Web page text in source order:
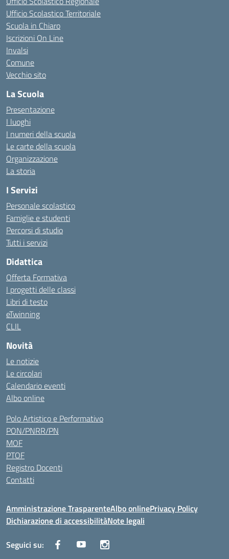
Ufficio Scolastico Territoriale
Scuola in Chiaro
Iscrizioni On Line
Invalsi
Comune
Vecchio sito
La Scuola
Presentazione
I luoghi
I numeri della scuola
Le carte della scuola
Organizzazione
La storia
I Servizi
Personale scolastico
Famiglie e studenti
Percorsi di studio
Tutti i servizi
Didattica
Offerta Formativa
I progetti delle classi
Libri di testo
eTwinning
CLIL
Novità
Le notizie
Le circolari
Calendario eventi
Albo online
Polo Artistico e Performativo
PON/PNRR/PN
MOF
PTOF
Registro Docenti
Contatti
Amministrazione TrasparenteAlbo onlinePrivacy Policy
Dichiarazione di accessibilitàNote legali
Seguici su: